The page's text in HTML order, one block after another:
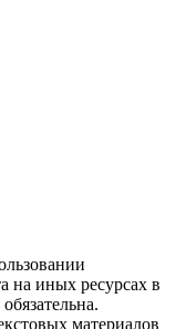
на иных ресурсах в
материалов